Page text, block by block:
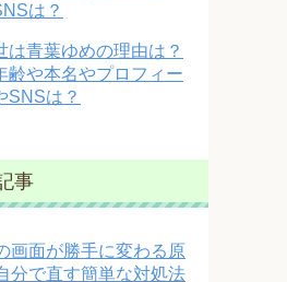
は？
は青葉ゆめの理由は？
齢や本名やプロフィー
SNSは？
事
画面が勝手に変わる原
分で直す簡単な対処法